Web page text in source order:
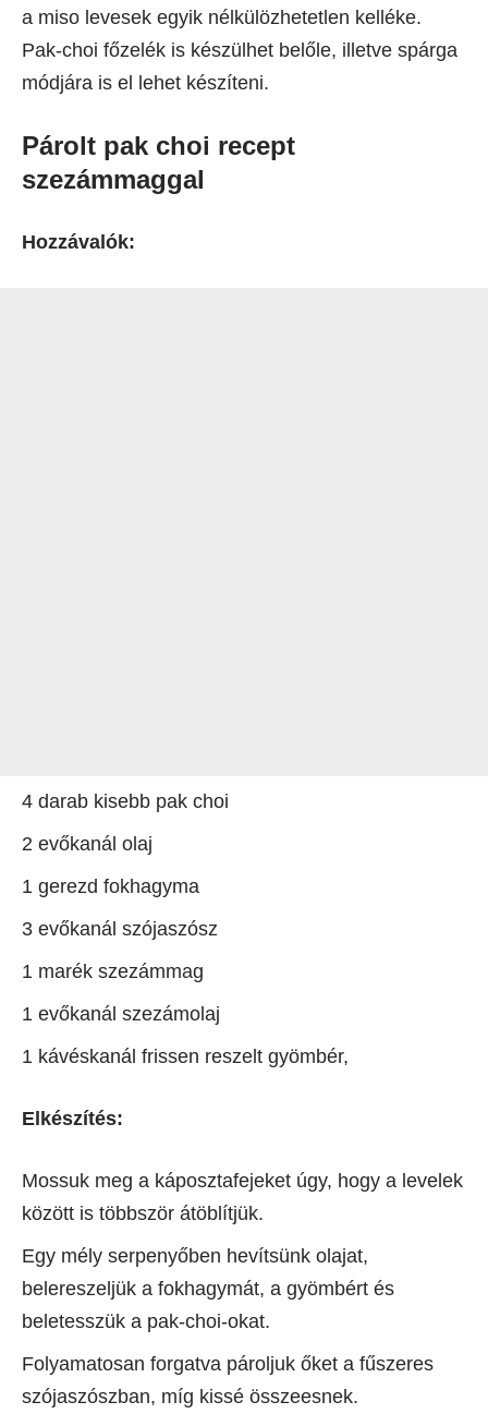
a miso levesek egyik nélkülözhetetlen kelléke.
Pak-choi főzelék is készülhet belőle, illetve spárga
módjára is el lehet készíteni.
Párolt pak choi recept
szezámmaggal
Hozzávalók:
4 darab kisebb pak choi
2 evőkanál olaj
1 gerezd fokhagyma
3 evőkanál szójaszósz
1 marék szezámmag
1 evőkanál szezámolaj
1 kávéskanál frissen reszelt gyömbér,
Elkészítés:
Mossuk meg a káposztafejeket úgy, hogy a levelek
között is többször átöblítjük.
Egy mély serpenyőben hevítsünk olajat,
belereszeljük a fokhagymát, a gyömbért és
beletesszük a pak-choi-okat.
Folyamatosan forgatva pároljuk őket a fűszeres
szójaszószban, míg kissé összeesnek.